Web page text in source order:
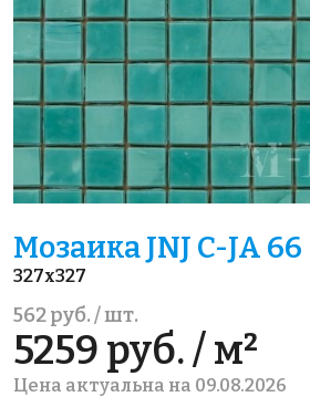
Мозаика JNJ C-JA 66
327x327
562 руб. / шт.
5259 руб. / м²
Цена актуальна на 09.08.2026